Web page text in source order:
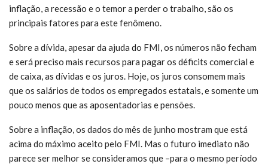
inflação, a recessão e o temor a perder o trabalho, são os
principais fatores para este fenômeno.
Sobre a dívida, apesar da ajuda do FMI, os números não fecham
e será preciso mais recursos para pagar os déficits comercial e
de caixa, as dívidas e os juros. Hoje, os juros consomem mais
que os salários de todos os empregados estatais, e somente um
pouco menos que as aposentadorias e pensões.
Sobre a inflação, os dados do mês de junho mostram que está
acima do máximo aceito pelo FMI. Mas o futuro imediato não
parece ser melhor se consideramos que –para o mesmo período